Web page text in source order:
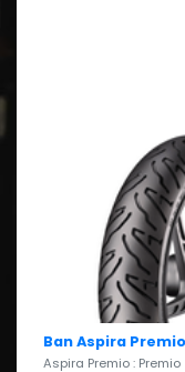
Ban Aspira Premio
Aspira Premio : Premio